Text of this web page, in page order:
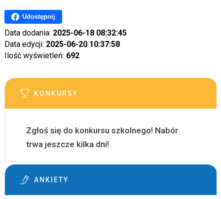
Udostępnij
Data dodania: 2025-06-18 08:32:45
Data edycji: 2025-06-20 10:37:58
Ilość wyświetleń: 692
KONKURSY
Zgłoś się do konkursu szkolnego! Nabór
trwa jeszcze kilka dni!
ANKIETY